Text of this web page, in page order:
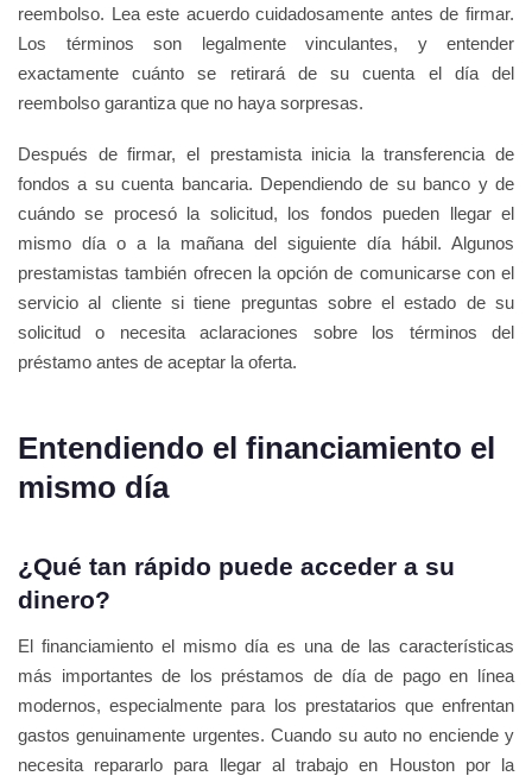
reembolso. Lea este acuerdo cuidadosamente antes de firmar.
Los términos son legalmente vinculantes, y entender
exactamente cuánto se retirará de su cuenta el día del
reembolso garantiza que no haya sorpresas.
Después de firmar, el prestamista inicia la transferencia de
fondos a su cuenta bancaria. Dependiendo de su banco y de
cuándo se procesó la solicitud, los fondos pueden llegar el
mismo día o a la mañana del siguiente día hábil. Algunos
prestamistas también ofrecen la opción de comunicarse con el
servicio al cliente si tiene preguntas sobre el estado de su
solicitud o necesita aclaraciones sobre los términos del
préstamo antes de aceptar la oferta.
Entendiendo el financiamiento el
mismo día
¿Qué tan rápido puede acceder a su
dinero?
El financiamiento el mismo día es una de las características
más importantes de los préstamos de día de pago en línea
modernos, especialmente para los prestatarios que enfrentan
gastos genuinamente urgentes. Cuando su auto no enciende y
necesita repararlo para llegar al trabajo en Houston por la